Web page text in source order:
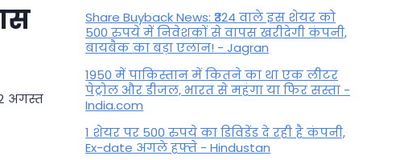
अगस्त
Share Buyback News: ₹324 वाले इस शेयर को
500 रुपये में निवेशकों से वापस खरीदेगी कंपनी,
बायबैक का बड़ा एलान! - Jagran
1950 में पाकिस्तान में कितने का था एक लीटर
पेट्रोल और डीजल, भारत से महंगा या फिर सस्ता -
India.com
1 शेयर पर 500 रुपये का डिविडेंड दे रही है कंपनी,
Ex-date अगले हफ्ते - Hindustan